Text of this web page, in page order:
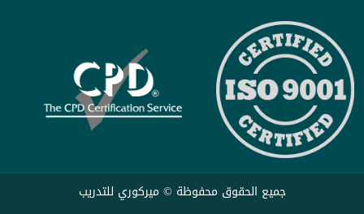
جميع الحقوق محفوظة © ميركوري للتدريب